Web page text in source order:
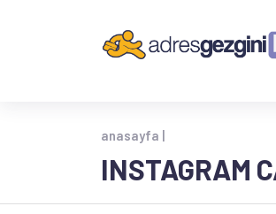
anasayfa |
INSTAGRAM